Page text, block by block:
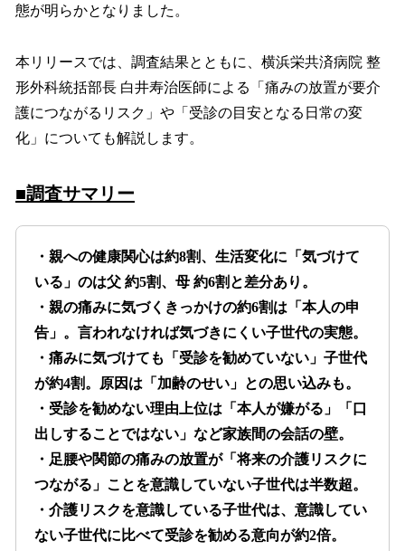
態が明らかとなりました。
本リリースでは、調査結果とともに、横浜栄共済病院 整
形外科統括部長 白井寿治医師による「痛みの放置が要介
護につながるリスク」や「受診の目安となる日常の変
化」についても解説します。
■調査サマリー
・親への健康関心は約8割、生活変化に「気づけて
いる」のは父 約5割、母 約6割と差分あり。
・親の痛みに気づくきっかけの約6割は「本人の申
告」。言われなければ気づきにくい子世代の実態。
・痛みに気づけても「受診を勧めていない」子世代
が約4割。原因は「加齢のせい」との思い込みも。
・受診を勧めない理由上位は「本人が嫌がる」「口
出しすることではない」など家族間の会話の壁。
・足腰や関節の痛みの放置が「将来の介護リスクに
つながる」ことを意識していない子世代は半数超。
・介護リスクを意識している子世代は、意識してい
ない子世代に比べて受診を勧める意向が約2倍。